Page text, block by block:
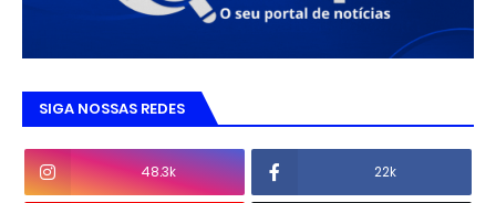
SIGA NOSSAS REDES
48.3k 22k